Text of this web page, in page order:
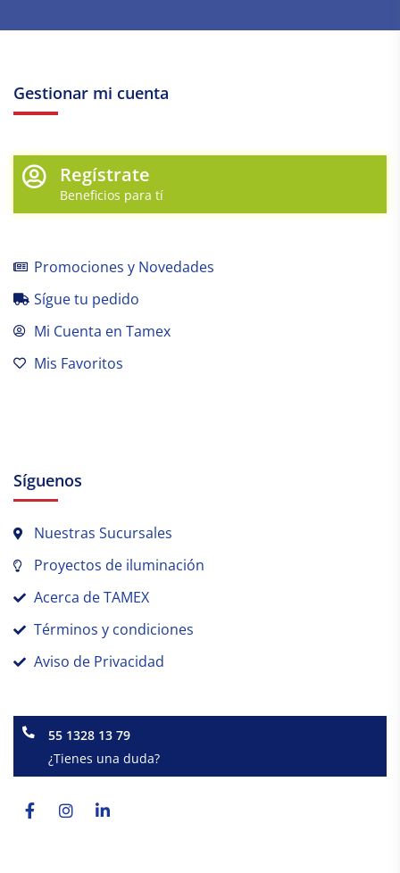
Gestionar mi cuenta
Regístrate
Beneficios para tí
Promociones y Novedades
Sígue tu pedido
Mi Cuenta en Tamex
Mis Favoritos
Síguenos
Nuestras Sucursales
Proyectos de iluminación
Acerca de TAMEX
Términos y condiciones
Aviso de Privacidad
55 1328 13 79
¿Tienes una duda?
f